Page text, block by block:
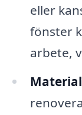
eller
fönster
arbete,